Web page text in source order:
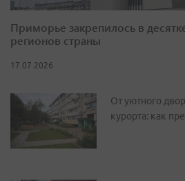
Приморье закрепилось в
регионов страны
17.07.2026
От уютного
курорта: как